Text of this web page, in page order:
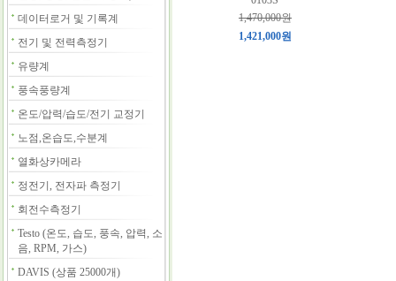
데이터로거 및 기록계
전기 및 전력측정기
유량계
풍속풍량계
온도/압력/습도/전기 교정기
노점,온습도,수분계
열화상카메라
정전기, 전자파 측정기
회전수측정기
Testo (온도, 습도, 풍속, 압력, 소
음, RPM, 가스)
DAVIS (상품 25000개)
1,470,000원
1,421,000원